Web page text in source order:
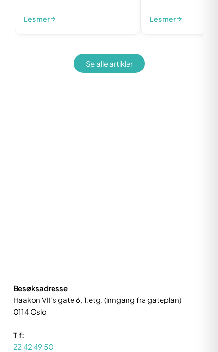
Les mer Les mer
Se alle artikler
Besøksadresse
Haakon VII’s gate 6, 1.etg. (inngang fra gateplan)
0114 Oslo
Tlf:
22 42 49 50